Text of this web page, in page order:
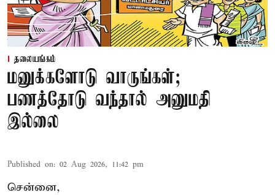
தலையங்கம்
மனுக்களோடு வாருங்கள்;
பணத்தோடு வந்தால் அனுமதி
இல்லை
Published on: 02 Aug 2026, 11:42 pm
சென்னை,